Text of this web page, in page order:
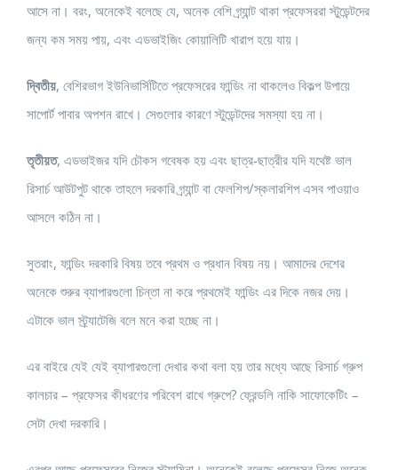
আসে না। বরং, অনেকেই বলেছে যে, অনেক বেশি গ্র্যান্ট থাকা প্রফেসররা স্টুডেন্টদের
জন্য কম সময় পায়, এবং এডভাইজিং কোয়ালিটি খারাপ হয়ে যায়।
দ্বিতীয়, বেশিরভাগ ইউনিভার্সিটিতে প্রফেসরের ফান্ডিং না থাকলেও বিকল্প উপায়ে
সাপোর্ট পাবার অপশন রাখে। সেগুলোর কারণে স্টুডেন্টদের সমস্যা হয় না।
তৃতীয়ত, এডভাইজর যদি চৌকস গবেষক হয় এবং ছাত্র-ছাত্রীর যদি যথেষ্ট ভাল
রিসার্চ আউটপুট থাকে তাহলে দরকারি গ্র্যান্ট বা ফেলশিপ/স্কলারশিপ এসব পাওয়াও
আসলে কঠিন না।
সুতরাং, ফান্ডিং দরকারি বিষয় তবে প্রথম ও প্রধান বিষয় নয়। আমাদের দেশের
অনেকে শুরুর ব্যাপারগুলো চিন্তা না করে প্রথমেই ফান্ডিং এর দিকে নজর দেয়।
এটাকে ভাল স্ট্র্যাটেজি বলে মনে করা হচ্ছে না।
এর বাইরে যেই যেই ব্যাপারগুলো দেখার কথা বলা হয় তার মধ্যে আছে রিসার্চ গ্রুপ
কালচার – প্রফেসর কীধরণের পরিবেশ রাখে গ্রুপে? ফ্রেন্ডলি নাকি সাফোকেটিং –
সেটা দেখা দরকারি।